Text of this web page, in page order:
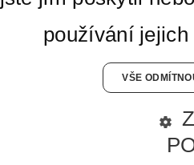
používání
VŠE